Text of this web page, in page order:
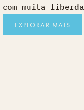
com muita
EXPLORAR MAIS